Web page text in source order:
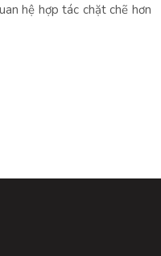
hệ hợp tác chặt chẽ hơn